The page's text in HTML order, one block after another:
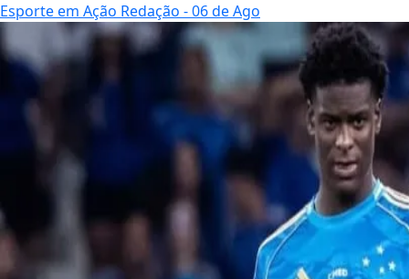
Esporte em Ação Redação - 06 de Ago